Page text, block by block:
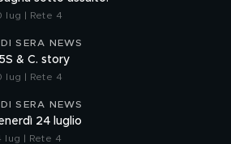
lug | Rete 4
SERA NEWS
M5S & C. story
lug | Rete 4
SERA NEWS
24 luglio
lug | Rete 4